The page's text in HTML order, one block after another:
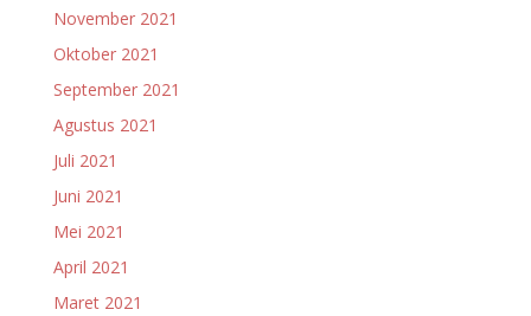
November 2021
Oktober 2021
September 2021
Agustus 2021
Juli 2021
Juni 2021
Mei 2021
April 2021
Maret 2021